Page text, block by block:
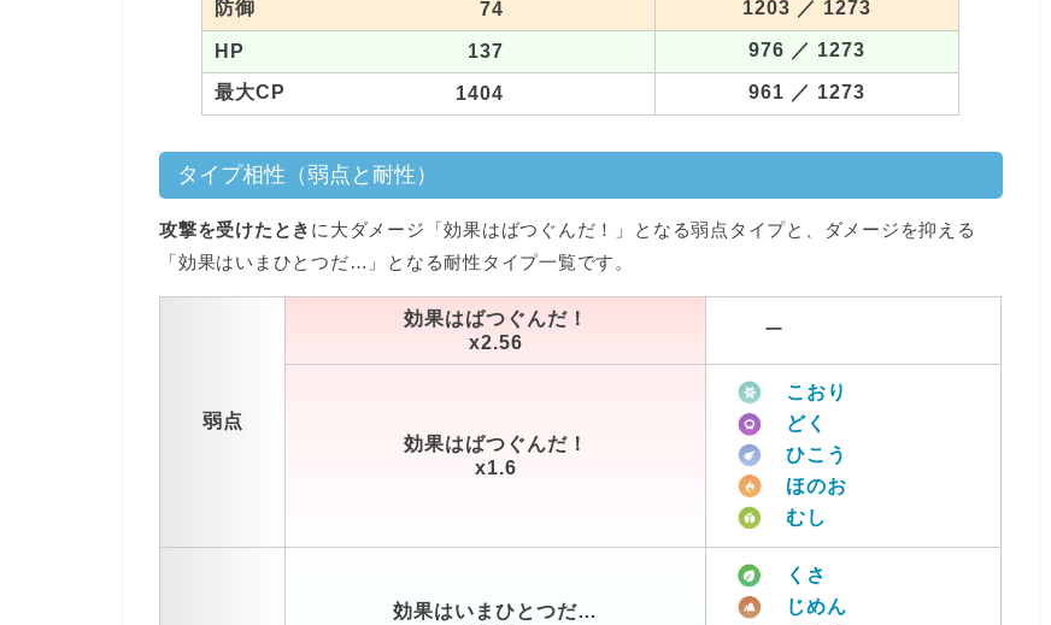
防御 74 1203 ／ 1273
HP 137 976 ／ 1273
最大CP 1404 961 ／ 1273
タイプ相性（弱点と耐性）
攻撃を受けたとき に大ダメージ「効果はばつぐんだ！」となる弱点タイプと、ダメージを抑える
「効果はいまひとつだ…」となる耐性タイプ一覧です。
弱点
効果はばつぐんだ！
x2.56
ー
効果はばつぐんだ！
x1.6
こおり
どく
ひこう
ほのお
むし
効果はいまひとつだ…
くさ
じめん